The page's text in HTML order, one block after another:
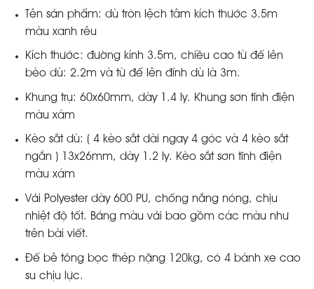
Tên sản phẩm: dù tròn lệch tâm kích thước 3.5m
màu xanh rêu
Kích thước: đường kính 3.5m, chiều cao từ đế lên
bèo dù: 2.2m và từ đế lên đỉnh dù là 3m.
Khung trụ: 60x60mm, dày 1.4 ly. Khung sơn tĩnh điện
màu xám
Kèo sắt dù: ( 4 kèo sắt dài ngay 4 góc và 4 kèo sắt
ngắn ) 13x26mm, dày 1.2 ly. Kèo sắt sơn tĩnh điện
màu xám
Vải Polyester dày 600 PU, chống nắng nóng, chịu
nhiệt độ tốt. Bảng màu vải bao gồm các màu như
trên bài viết.
Đế bê tông bọc thép nặng 120kg, có 4 bánh xe cao
su chịu lực.